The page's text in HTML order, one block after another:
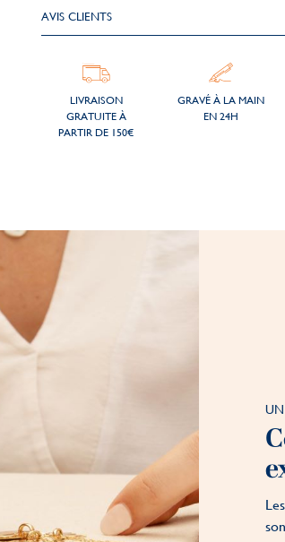
AVIS CLIENTS
LIVRAISON
GRATUITE À
PARTIR DE 150€
GRAVÉ À LA MAIN
EN 24H